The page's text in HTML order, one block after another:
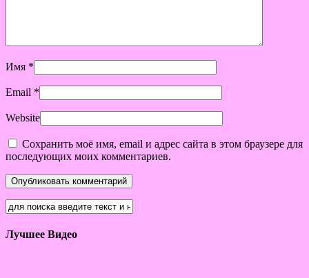
Имя *
Email *
Website
Сохранить моё имя, email и адрес сайта в этом браузере для
последующих моих комментариев.
Лучшее Видео